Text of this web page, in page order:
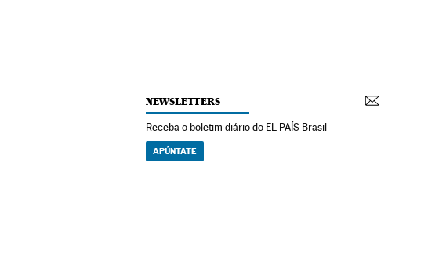
NEWSLETTERS
Receba o boletim diário do EL PAÍS Brasil
APÚNTATE